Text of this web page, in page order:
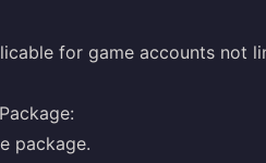
for game accounts not
package.